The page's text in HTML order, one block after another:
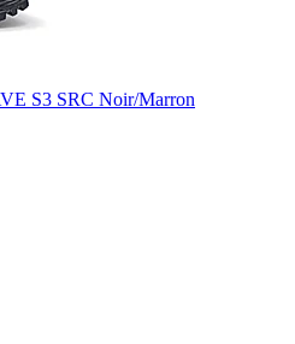
S3 SRC Noir/Marron